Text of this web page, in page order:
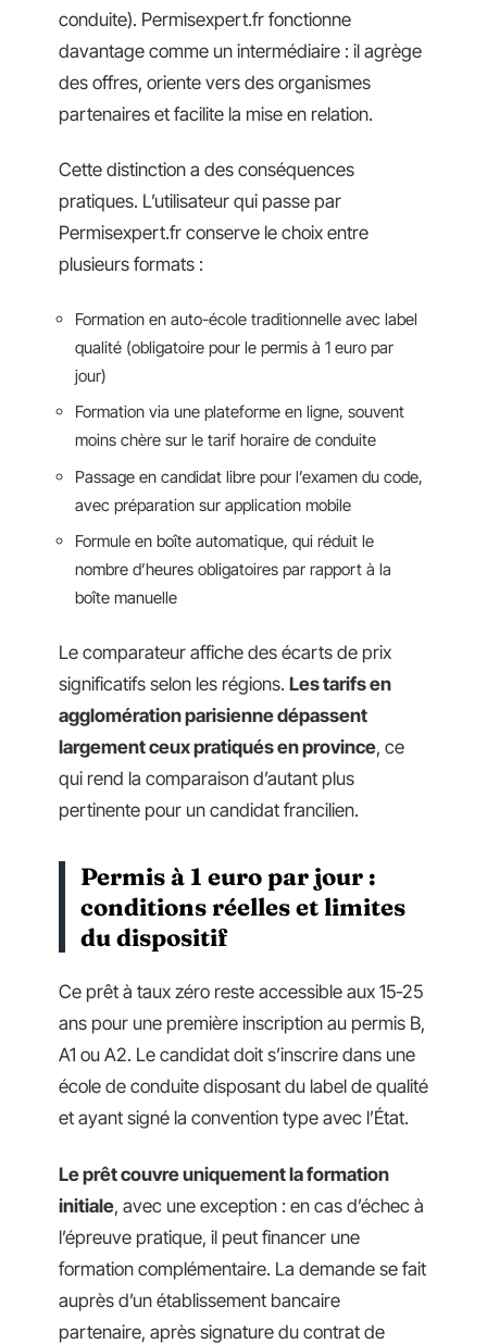
conduite). Permisexpert.fr fonctionne
davantage comme un intermédiaire : il agrège
des offres, oriente vers des organismes
partenaires et facilite la mise en relation.
Cette distinction a des conséquences
pratiques. L’utilisateur qui passe par
Permisexpert.fr conserve le choix entre
plusieurs formats :
Formation en auto-école traditionnelle avec label
qualité (obligatoire pour le permis à 1 euro par
jour)
Formation via une plateforme en ligne, souvent
moins chère sur le tarif horaire de conduite
Passage en candidat libre pour l’examen du code,
avec préparation sur application mobile
Formule en boîte automatique, qui réduit le
nombre d’heures obligatoires par rapport à la
boîte manuelle
Le comparateur affiche des écarts de prix
significatifs selon les régions. Les tarifs en
agglomération parisienne dépassent
largement ceux pratiqués en province, ce
qui rend la comparaison d’autant plus
pertinente pour un candidat francilien.
Permis à 1 euro par jour :
conditions réelles et limites
du dispositif
Ce prêt à taux zéro reste accessible aux 15-25
ans pour une première inscription au permis B,
A1 ou A2. Le candidat doit s’inscrire dans une
école de conduite disposant du label de qualité
et ayant signé la convention type avec l’État.
Le prêt couvre uniquement la formation
initiale, avec une exception : en cas d’échec à
l’épreuve pratique, il peut financer une
formation complémentaire. La demande se fait
auprès d’un établissement bancaire
partenaire, après signature du contrat de